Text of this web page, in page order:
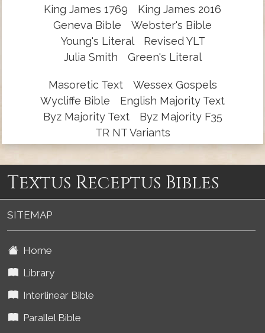
King James 1769
King James 2016
Geneva Bible
Webster's Bible
Young's Literal
Revised YLT
Julia Smith
Green's Literal
Masoretic Text
Wessex Gospels
Wycliffe Bible
English Majority Text
Byz Majority Text
Byz Majority F35
TR NT Variants
Textus Receptus Bibles
SITEMAP
Home
Library
Interlinear Bible
Parallel Bible